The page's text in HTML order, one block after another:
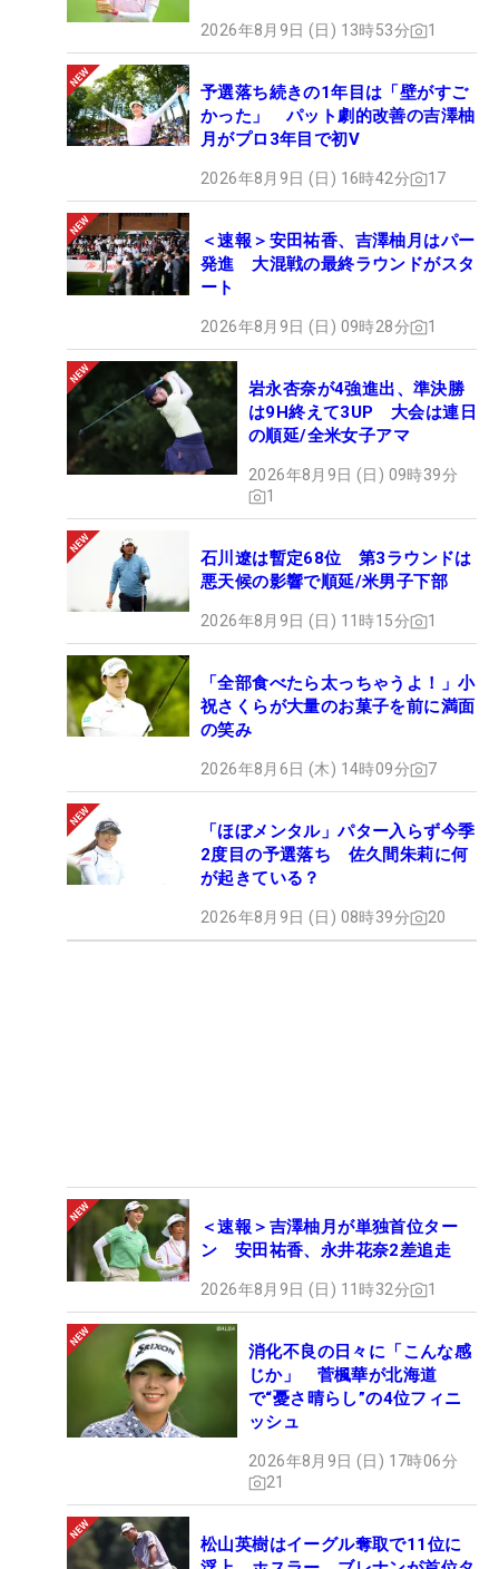
2026年8月9日 (日) 13時53分 1
予選落ち続きの1年目は「壁がすご
かった」 パット劇的改善の吉澤柚
月がプロ3年目で初V
2026年8月9日 (日) 16時42分 17
＜速報＞安田祐香、吉澤柚月はパー
発進 大混戦の最終ラウンドがスタ
ート
2026年8月9日 (日) 09時28分 1
岩永杏奈が4強進出、準決勝
は9H終えて3UP 大会は連日
の順延/全米女子アマ
2026年8月9日 (日) 09時39分
1
石川遼は暫定68位 第3ラウンドは
悪天候の影響で順延/米男子下部
2026年8月9日 (日) 11時15分 1
「全部食べたら太っちゃうよ！」小
祝さくらが大量のお菓子を前に満面
の笑み
2026年8月6日 (木) 14時09分 7
「ほぼメンタル」パター入らず今季
2度目の予選落ち 佐久間朱莉に何
が起きている？
2026年8月9日 (日) 08時39分 20
＜速報＞吉澤柚月が単独首位ター
ン 安田祐香、永井花奈2差追走
2026年8月9日 (日) 11時32分 1
消化不良の日々に「こんな感
じか」 菅楓華が北海道
で“憂さ晴らし”の4位フィニ
ッシュ
2026年8月9日 (日) 17時06分
21
松山英樹はイーグル奪取で11位に